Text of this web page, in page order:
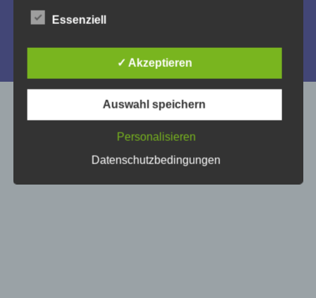
Datenschutzerklärung
Gestaltung & Umsetzung byAhrens & Ahrens
gesetzliche Grundlage, holen wir generell eine
Einwilligung der betroffenen Person ein.
Die Verarbeitung personenbezogener Daten,
beispielsweise des Namens, der Anschrift, E-Mail-
Adresse oder Telefonnummer einer betroffenen
Person, erfolgt stets im Einklang mit der
Datenschutz-Grundverordnung und in
Übereinstimmung mit den für uns geltenden
landesspezifischen Datenschutzbestimmungen.
Unternehmen die Öffentlichkeit über Art, Umfang
Essenziell
✓ Akzeptieren
Auswahl speichern
Personalisieren
Datenschutzbedingungen